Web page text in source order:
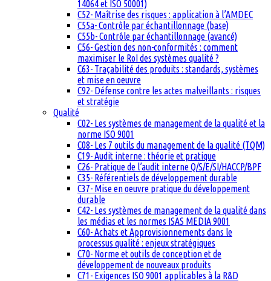
14064 et ISO 50001)
C52- Maîtrise des risques : application à l’AMDEC
C55a- Contrôle par échantillonnage (base)
C55b- Contrôle par échantillonnage (avancé)
C56- Gestion des non-conformités : comment
maximiser le RoI des systèmes qualité ?
C63- Traçabilité des produits : standards, systèmes
et mise en oeuvre
C92- Défense contre les actes malveillants : risques
et stratégie
Qualité
C02- Les systèmes de management de la qualité et la
norme ISO 9001
C08- Les 7 outils du management de la qualité (TQM)
C19- Audit interne : théorie et pratique
C26- Pratique de l’audit interne Q/S/E/SI/HACCP/BPF
C35- Référentiels de développement durable
C37- Mise en oeuvre pratique du développement
durable
C42- Les systèmes de management de la qualité dans
les médias et les normes ISAS MEDIA 9001
C60- Achats et Approvisionnements dans le
processus qualité : enjeux stratégiques
C70- Norme et outils de conception et de
développement de nouveaux produits
C71- Exigences ISO 9001 applicables à la R&D